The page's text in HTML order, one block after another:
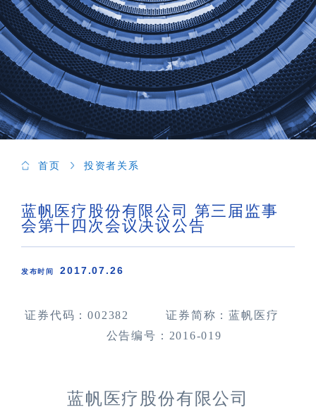
首页 投资者关系
蓝帆医疗股份有限公司 第三届监事
会第十四次会议决议公告
发布时间 2017.07.26
证券代码：002382
证券简称：蓝帆医疗
公告编号： 2016-019
蓝帆医疗股份有限公司